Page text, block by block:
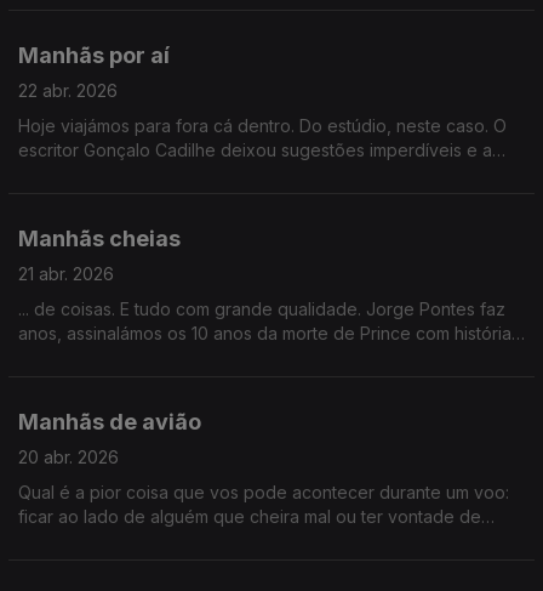
Manhãs por aí
22 abr. 2026
Hoje viajámos para fora cá dentro. Do estúdio, neste caso. O
escritor Gonçalo Cadilhe deixou sugestões imperdíveis e a
Manhãs cheias
21 abr. 2026
... de coisas. E tudo com grande qualidade. Jorge Pontes faz
anos, assinalámos os 10 anos da morte de Prince com histórias
Manhãs de avião
20 abr. 2026
Qual é a pior coisa que vos pode acontecer durante um voo:
ficar ao lado de alguém que cheira mal ou ter vontade de